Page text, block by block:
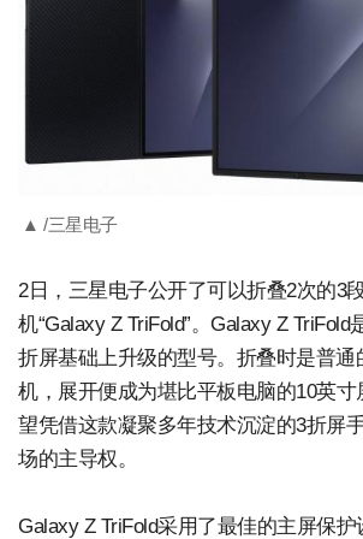
▲ /三星电子
2日，三星电子公开了可以折叠2次的3
机“Galaxy Z TriFold”。Galaxy Z
折屏基础上升级的型号。折叠时是普通
机，展开便成为堪比平板电脑的10英
望凭借这款凝聚多年技术沉淀的3折屏
场的主导权。
Galaxy Z TriFold采用了最佳的主屏保